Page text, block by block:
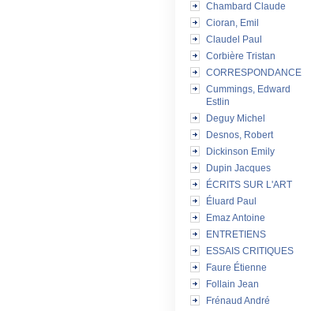
Chambard Claude
Cioran, Emil
Claudel Paul
Corbière Tristan
CORRESPONDANCE
Cummings, Edward
Estlin
Deguy Michel
Desnos, Robert
Dickinson Emily
Dupin Jacques
ÉCRITS SUR L'ART
Éluard Paul
Emaz Antoine
ENTRETIENS
ESSAIS CRITIQUES
Faure Étienne
Follain Jean
Frénaud André